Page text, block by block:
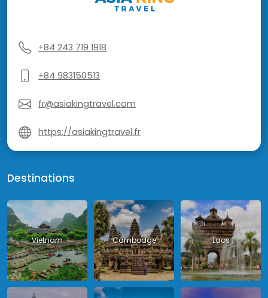
+84 243 719 1918
+84 983150513
fr@asiakingtravel.com
https://asiakingtravel.fr
Destinations
Vietnam Cambodge Laos